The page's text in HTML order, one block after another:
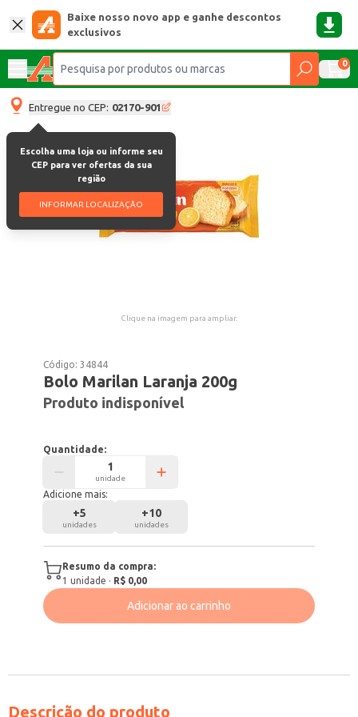
Baixe nosso novo app e ganhe descontos
exclusivos
0
Entregue no CEP: 02170-901
Escolha uma loja ou informe seu
CEP para ver ofertas da sua
região
INFORMAR LOCALIZAÇÃO
Clique na imagem para ampliar.
Código:34844
Bolo Marilan Laranja 200g
Produto indisponível
Quantidade:
unidade
Adicione mais:
+5
unidades
+10
unidades
Resumo da compra:
1 unidade · R$ 0,00
Adicionar ao carrinho
Descrição do produto